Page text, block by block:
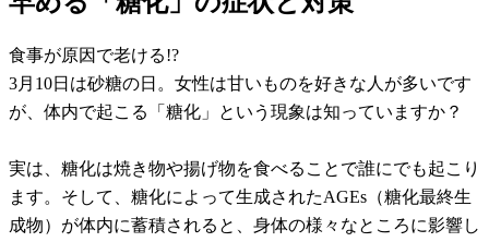
食事が原因で老ける!?
3月10日は砂糖の日。女性は甘いものを好きな人が多いです
が、体内で起こる「糖化」という現象は知っていますか？
実は、糖化は焼き物や揚げ物を食べることで誰にでも起こり
ます。そして、糖化によって生成されたAGEs（糖化最終生
成物）が体内に蓄積されると、身体の様々なところに影響し